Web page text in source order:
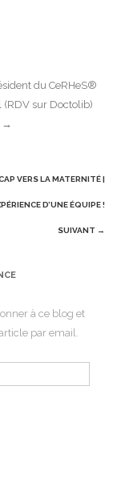
du CeRHeS®
sur Doctolib)
→
VERS LA MATERNITÉ |
D’UNE ÉQUIPE !
SUIVANT →
à ce blog et
par email.